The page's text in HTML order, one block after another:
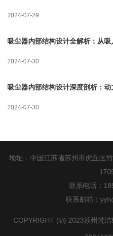
2024-07-29
吸尘器内部结构设计全解析：从
2024-07-30
吸尘器内部结构设计深度剖析：
2024-07-30
地址：中国江苏省苏州市虎丘区
联系电话：
联系邮箱：
COPYRIGHT (©) 2023苏州